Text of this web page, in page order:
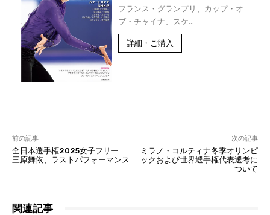
フランス・グランプリ、カップ・オ
ブ・チャイナ、スケ...
詳細・ご購入
前の記事
全日本選手権2025女子フリー
三原舞依、ラストパフォーマンス
次の記事
ミラノ・コルティナ冬季オリンピ
ックおよび世界選手権代表選考に
ついて
関連記事